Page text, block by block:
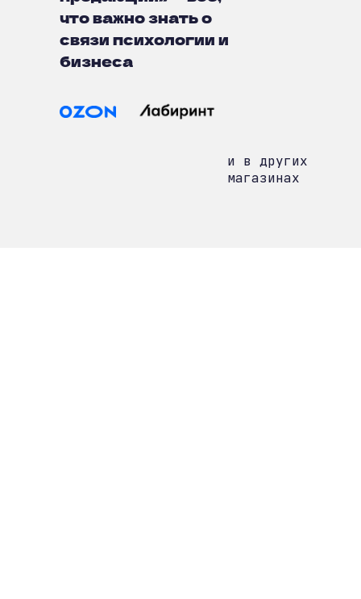
что важно знать о
связи психологии и
бизнеса
и в других
магазинах